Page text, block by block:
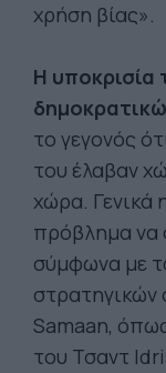
χρήση βίας».
Η υποκρισία
το γεγονός
του έλαβαν
χώρα. Γενικά
πρόβλημα να
σύμφωνα με
Samaan,
του Τσαντ